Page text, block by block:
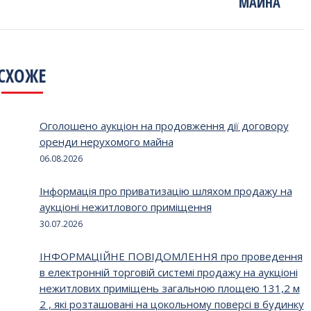
Оголошено аукціон на продовження дії договору
оренди нерухомого майна
06.08.2026
Інформація про приватизацію шляхом продажу на
аукціоні нежитлового приміщення
30.07.2026
ІНФОРМАЦІЙНЕ ПОВІДОМЛЕННЯ про проведення
в електронній торговій системі продажу на аукціоні
нежитлових приміщень загальною площею 131,2 м
2 , які розташовані на цокольному поверсі в будинку